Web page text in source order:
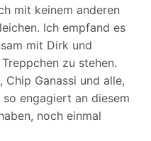
mit keinem anderen
Ich empfand es
mit Dirk und
zu stehen.
Ganassi und alle,
engagiert an diesem
noch einmal